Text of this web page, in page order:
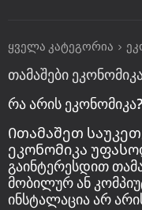
ყველა კატეგორია
თამაშები
რა არის ეკონომიკა?
Ითამაშეთ
ეკონომიკა
გაინტერესდით
მობილურ ან
ინსტალაცია არ